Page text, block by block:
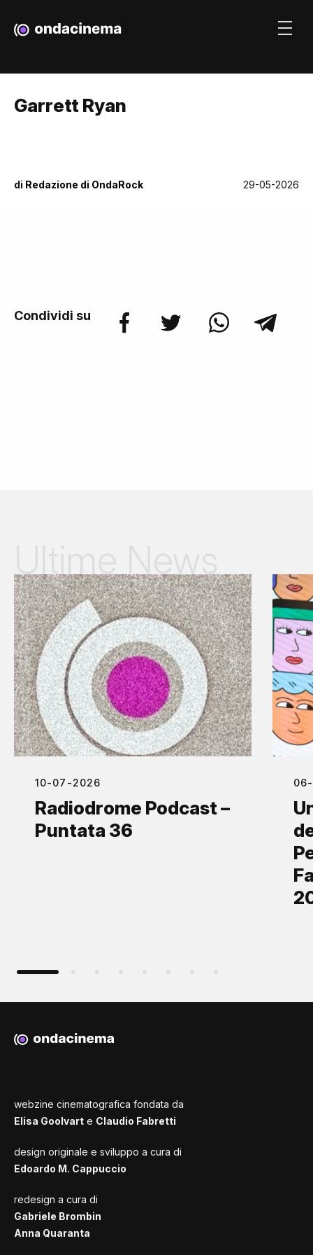
Garrett Ryan
di Redazione di OndaRock 29-05-2026
Condividi su
10-07-2026
Radiodrome Podcast –
Puntata 36
webzine cinematografica fondata da
Elisa Goolvart e Claudio Fabretti
design originale e sviluppo a cura di
Edoardo M. Cappuccio
redesign a cura di
Gabriele Brombin
Anna Quaranta